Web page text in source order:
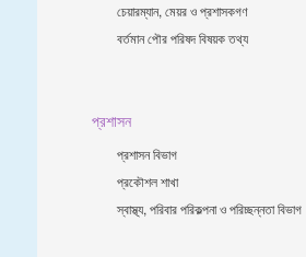
চেয়ারম্যান, মেয়র ও প্রশাসকগণ
বর্তমান পৌর পরিষদ বিষয়ক তথ্য
প্রশাসন
প্রশাসন বিভাগ
প্রকৌশল শাখা
স্বাস্থ্য, পরিবার পরিকল্পনা ও পরিচ্ছন্নতা ‍বিভাগ